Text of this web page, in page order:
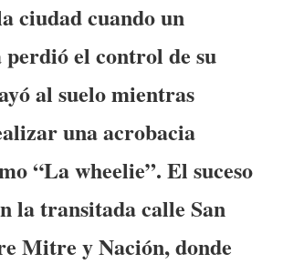
ciudad cuando un
el control de su
al suelo mientras
una acrobacia
“La wheelie”. El suceso
la transitada calle San
Mitre y Nación, donde